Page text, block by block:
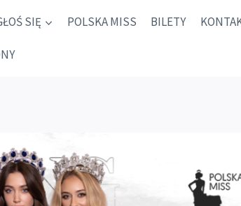
SIĘ POLSKA MISS BILETY